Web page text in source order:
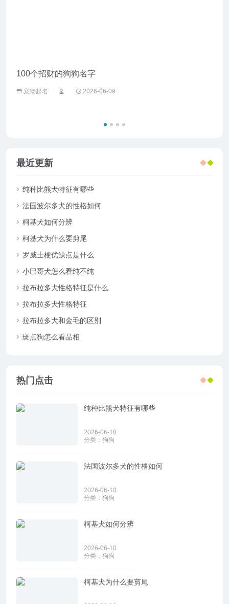
100个招财的狗狗名字
宠物起名 2026-06-09
最近更新
纯种比熊犬特征有哪些
法国波尔多犬的性格如何
柯基犬如何分辨
柯基犬为什么要剪尾
罗威士梗优缺点是什么
小巴哥犬怎么看纯不纯
拉布拉多犬性格特征是什么
拉布拉多犬性格特征
拉布拉多犬和金毛的区别
斑点狗怎么看品相
热门点击
纯种比熊犬特征有哪些
2026-06-10
分类： 狗狗
法国波尔多犬的性格如何
2026-06-10
分类： 狗狗
柯基犬如何分辨
2026-06-10
分类： 狗狗
柯基犬为什么要剪尾